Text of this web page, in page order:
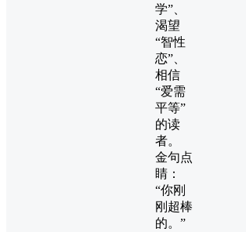
学”、
渴望
“智性
恋”、
相信
“爱需
平等”
的读
者。
金句点
睛：
“你刚
刚超棒
的。”